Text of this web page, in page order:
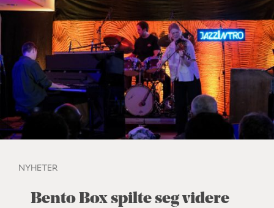
NYHETER
Bento Box spilte seg videre